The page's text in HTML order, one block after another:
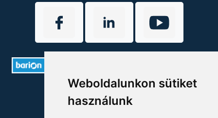
Weboldalunkon sütiket
használunk
ELÉRHETŐSÉGEK